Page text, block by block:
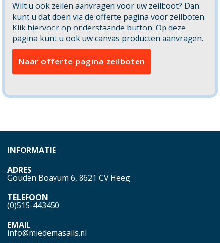
Wilt u ook zeilen aanvragen voor uw zeilboot? Dan
kunt u dat doen via de offerte pagina voor zeilboten.
Klik hiervoor op onderstaande button. Op deze
pagina kunt u ook uw canvas producten aanvragen.
Naar offerte pagina zeilboten
INFORMATIE
ADRES
Gouden Boayum 6, 8621 CV Heeg
TELEFOON
(0)515-443450
EMAIL
info@miedemasails.nl